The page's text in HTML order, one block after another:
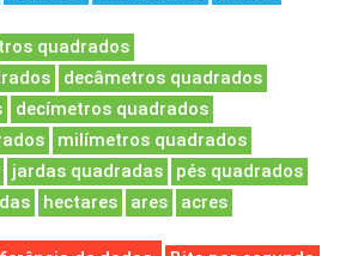
quadrados
decâmetros quadrados
decímetros quadrados
milímetros quadrados
jardas quadradas
pés quadrados
hectares ares acres